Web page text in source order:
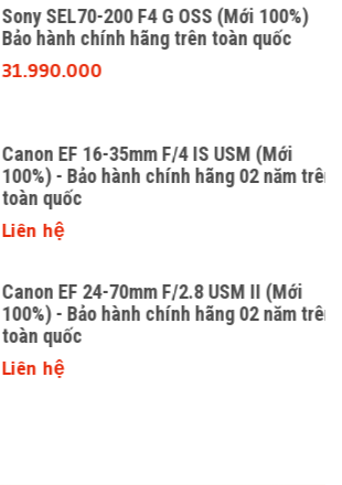
Sony SEL70-200 F4 G OSS (Mới 100%)
Bảo hành chính hãng trên toàn quốc
31.990.000
Canon EF 16-35mm F/4 IS USM (Mới
100%) - Bảo hành chính hãng 02 năm trên
toàn quốc
Liên hệ
Canon EF 24-70mm F/2.8 USM II (Mới
100%) - Bảo hành chính hãng 02 năm trên
toàn quốc
Liên hệ